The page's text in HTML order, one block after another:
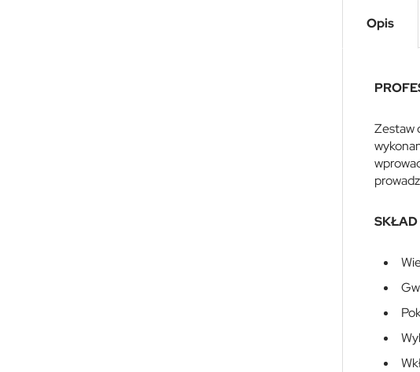
Opis
Zestaw
SKŁAD